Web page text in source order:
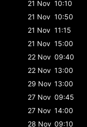
21 Nov 10:10
21 Nov 10:50
21 Nov 11:15
21 Nov 15:00
22 Nov 09:40
22 Nov 13:00
29 Nov 13:00
27 Nov 09:45
27 Nov 14:00
28 Nov 09:10